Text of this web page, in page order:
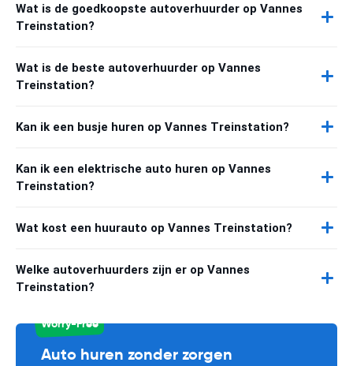
Wat is de goedkoopste autoverhuurder op Vannes
Treinstation?
Wat is de beste autoverhuurder op Vannes
Treinstation?
Kan ik een busje huren op Vannes Treinstation?
Kan ik een elektrische auto huren op Vannes
Treinstation?
Wat kost een huurauto op Vannes Treinstation?
Welke autoverhuurders zijn er op Vannes
Treinstation?
Worry-Free
Auto huren zonder zorgen